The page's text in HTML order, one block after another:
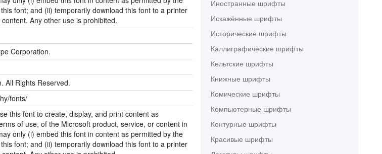
Иностранные шрифты
Искажённые шрифты
Исторические шрифты
Каллиграфические шрифты
Кельтские шрифты
Книжные шрифты
Комические шрифты
Компьютерные шрифты
Контурные шрифты
Красивые шрифты
font; and (ii) temporarily download this font to a printer
Any other use is prohibited.
Corporation.
All Rights Reserved.
fonts/
this font to create, display, and print content as
of use, of the Microsoft product, service, or content in
only (i) embed this font in content as permitted by the
font; and (ii) temporarily download this font to a printer